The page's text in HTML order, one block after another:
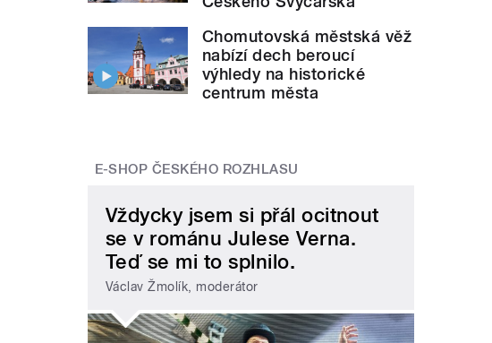
Chomutovská městská věž
nabízí dech beroucí
výhledy na historické
centrum města
E-SHOP ČESKÉHO ROZHLASU
Vždycky jsem si přál ocitnout
se v románu Julese Verna.
Teď se mi to splnilo.
Václav Žmolík, moderátor